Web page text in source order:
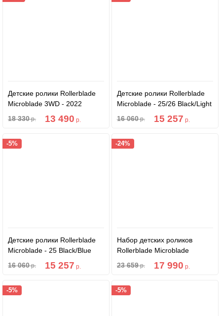
Детские ролики Rollerblade
Microblade 3WD - 2022
18 330р. 13 490 р.
Детские ролики Rollerblade
Microblade - 25/26 Black/Light
16 060р. 15 257 р.
Детские ролики Rollerblade
Microblade - 25 Black/Blue
16 060р. 15 257 р.
-5%
Набор детских роликов
Rollerblade Microblade
Combo G - 2022 Pink/White
23 659р. 17 990 р.
-24%
-5% -5%